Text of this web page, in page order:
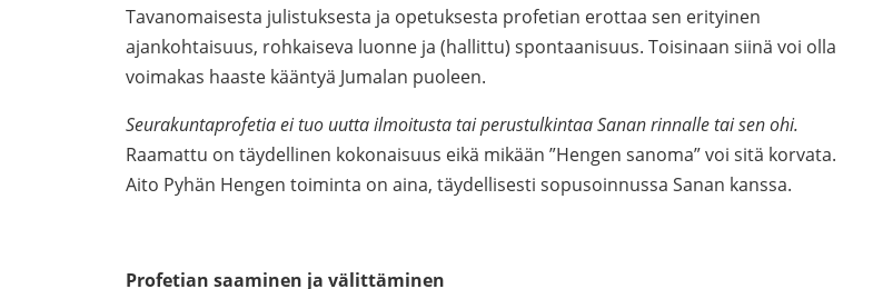
Tavanomaisesta julistuksesta ja opetuksesta profetian erottaa sen erityinen
ajankohtaisuus, rohkaiseva luonne ja (hallittu) spontaanisuus. Toisinaan siinä voi olla
voimakas haaste kääntyä Jumalan puoleen.
Seurakuntaprofetia ei tuo uutta ilmoitusta tai perustulkintaa Sanan rinnalle tai sen ohi.
Raamattu on täydellinen kokonaisuus eikä mikään ”Hengen sanoma” voi sitä korvata.
Aito Pyhän Hengen toiminta on aina, täydellisesti sopusoinnussa Sanan kanssa.
Profetian saaminen ja välittäminen